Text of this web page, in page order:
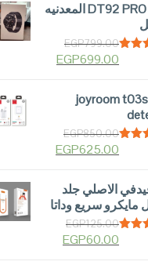
ساعه DT92 PRO المعدنيه
EGP799.00
EGP699.00
joyroom t03s
EGP850.00
EGP625.00
الاصلي جلد
سريع وداتا
EGP125.00
EGP60.00